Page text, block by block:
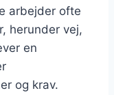
arbejder ofte
herunder vej,
en
og krav.